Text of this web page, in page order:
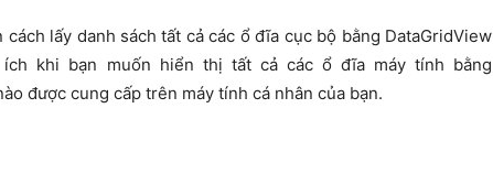
lấy danh sách tất cả các ổ đĩa cục bộ bằng DataGridView
khi bạn muốn hiển thị tất cả các ổ đĩa máy tính bằng
được cung cấp trên máy tính cá nhân của bạn.